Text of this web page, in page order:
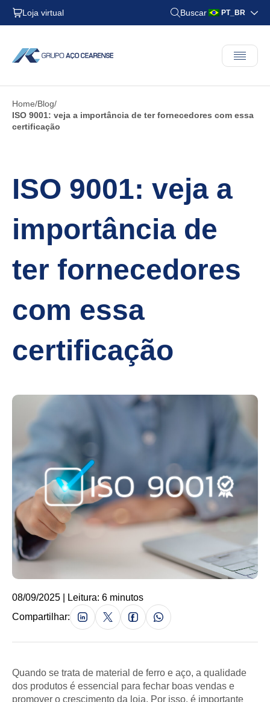
Loja virtual Buscar PT_BR
Home Blog
ISO 9001: veja a importância de ter fornecedores com essa
certificação
ISO 9001: veja a
importância de
ter fornecedores
com essa
certificação
08/09/2025 | Leitura: 6 minutos
Compartilhar:
Quando se trata de material de ferro e aço, a qualidade
dos produtos é essencial para fechar boas vendas e
promover o crescimento da loja. Por isso, é importante